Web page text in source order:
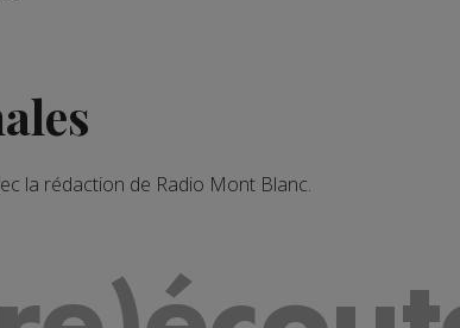
la rédaction de Radio Mont Blanc.